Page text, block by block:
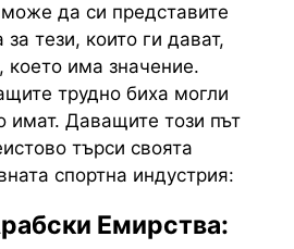
да си представите
тези, които ги дават,
което има значение.
трудно биха могли
имат. Даващите този път
търси своята
спортна индустрия:
Емирства: